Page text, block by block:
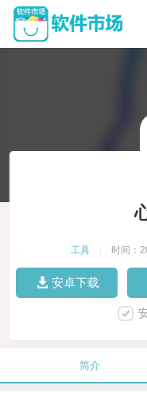
工具 时间：
安卓下载
简介